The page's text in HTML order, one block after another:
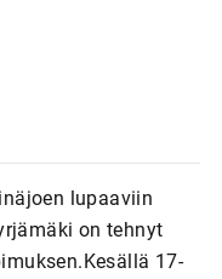
lupaaviin
on tehnyt
17-